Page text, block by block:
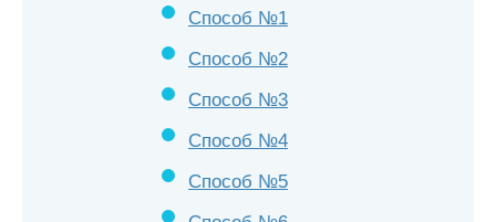
Способ №1
Способ №2
Способ №3
Способ №4
Способ №5